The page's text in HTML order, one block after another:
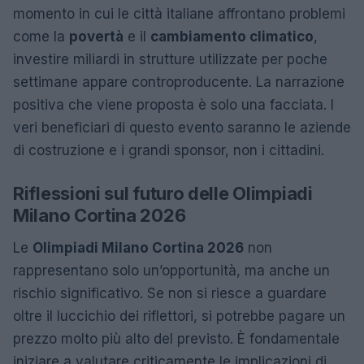
momento in cui le città italiane affrontano problemi
come la povertà e il cambiamento climatico,
investire miliardi in strutture utilizzate per poche
settimane appare controproducente. La narrazione
positiva che viene proposta è solo una facciata. I
veri beneficiari di questo evento saranno le aziende
di costruzione e i grandi sponsor, non i cittadini.
Riflessioni sul futuro delle Olimpiadi
Milano Cortina 2026
Le Olimpiadi Milano Cortina 2026 non
rappresentano solo un’opportunità, ma anche un
rischio significativo. Se non si riesce a guardare
oltre il luccichio dei riflettori, si potrebbe pagare un
prezzo molto più alto del previsto. È fondamentale